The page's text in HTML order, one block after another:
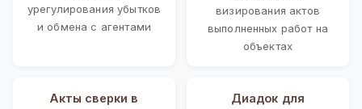
урегулирования убытков
и обмена с агентами
визирования актов
выполненных работ на
объектах
Акты сверки в
Диадок для